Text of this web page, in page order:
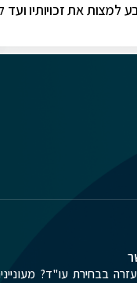
למצות את זכויותיו
בבחירת עו"ד?